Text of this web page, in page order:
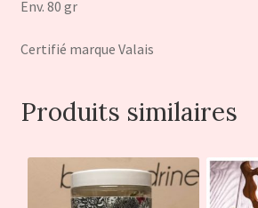
Env. 80 gr
Certifié marque Valais
Produits similaires